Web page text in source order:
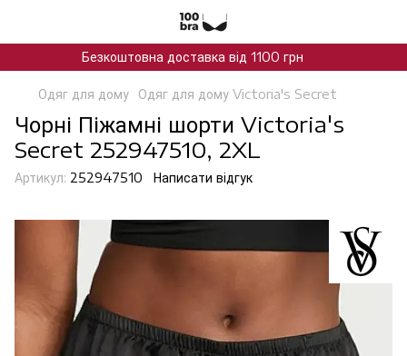
Безкоштовна доставка від 1100 грн
Одяг для дому Одяг для дому Victoria's Secret
Чорні Піжамні шорти Victoria's
Secret 252947510, 2XL
Артикул: 252947510 Написати відгук